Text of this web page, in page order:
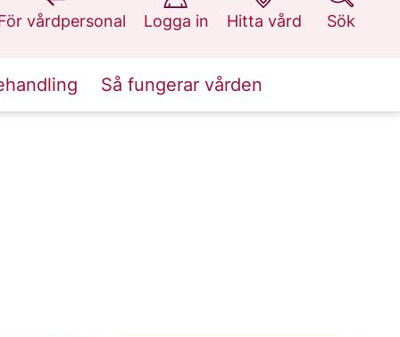
vårdpersonal
Logga in
Hitta vård
Sök
Så fungerar vården